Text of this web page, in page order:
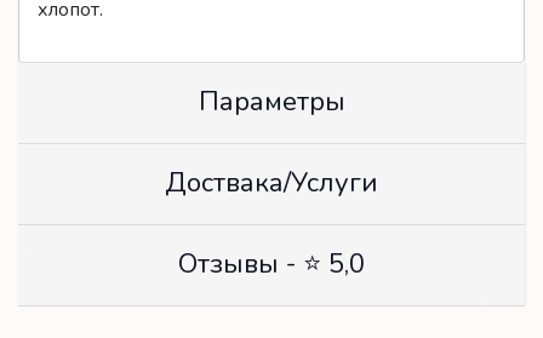
Доствака/Услуги
Отзывы - ⭐ 5,0
Услуги (установка, доставка,
подъем)